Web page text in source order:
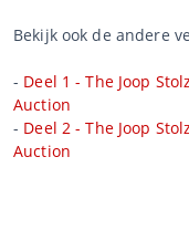
Bekijk ook de andere
- Deel 1 - The Joop
Auction
- Deel 2 - The Joop
Auction